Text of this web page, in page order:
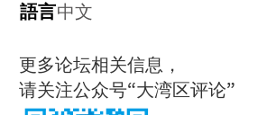
語言中文
更多论坛相关信息，
请关注公众号“大湾区评论”